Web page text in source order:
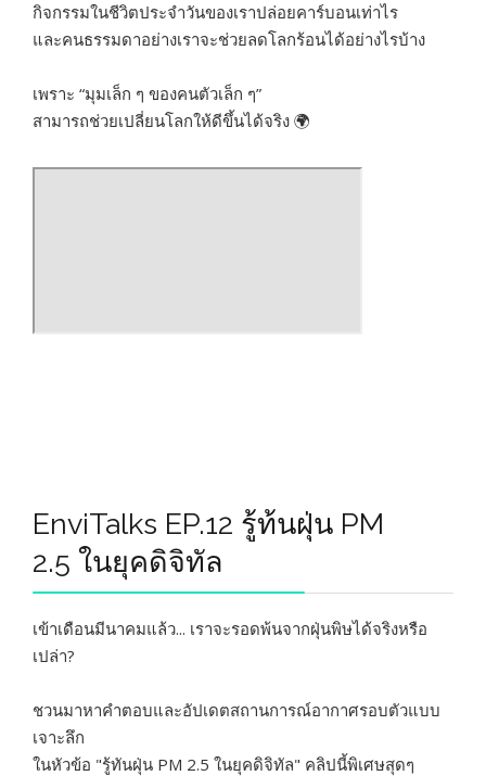
กิจกรรมในชีวิตประจำวันของเราปล่อยคาร์บอนเท่าไร
และคนธรรมดาอย่างเราจะช่วยลดโลกร้อนได้อย่างไรบ้าง
เพราะ “มุมเล็ก ๆ ของคนตัวเล็ก ๆ”
สามารถช่วยเปลี่ยนโลกให้ดีขึ้นได้จริง 🌍
EnviTalks EP.12 รู้ท้นฝุ่น PM
2.5 ในยุคดิจิทัล
เข้าเดือนมีนาคมแล้ว... เราจะรอดพ้นจากฝุ่นพิษได้จริงหรือ
เปล่า?
ชวนมาหาคำตอบและอัปเดตสถานการณ์อากาศรอบตัวแบบ
เจาะลึก
ในหัวข้อ "รู้ทันฝุ่น PM 2.5 ในยุคดิจิทัล" คลิปนี้พิเศษสุดๆ